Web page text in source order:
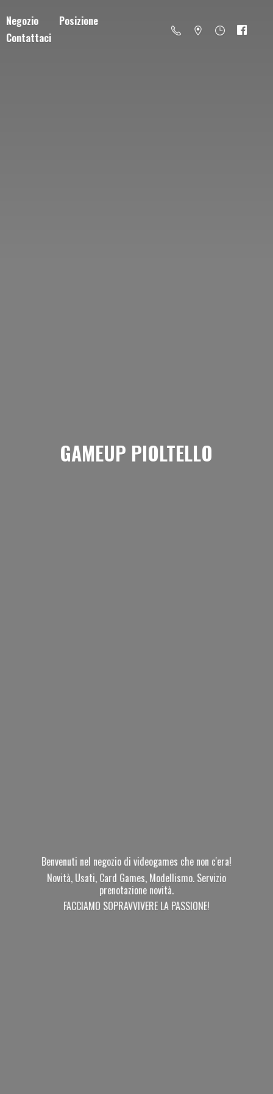
Negozio
Posizione
Contattaci
GAMEUP PIOLTELLO
Benvenuti nel negozio di videogames che non c'era!
Novità, Usati, Card Games, Modellismo. Servizio
prenotazione novità.
FACCIAMO SOPRAVVIVERE LA PASSIONE!